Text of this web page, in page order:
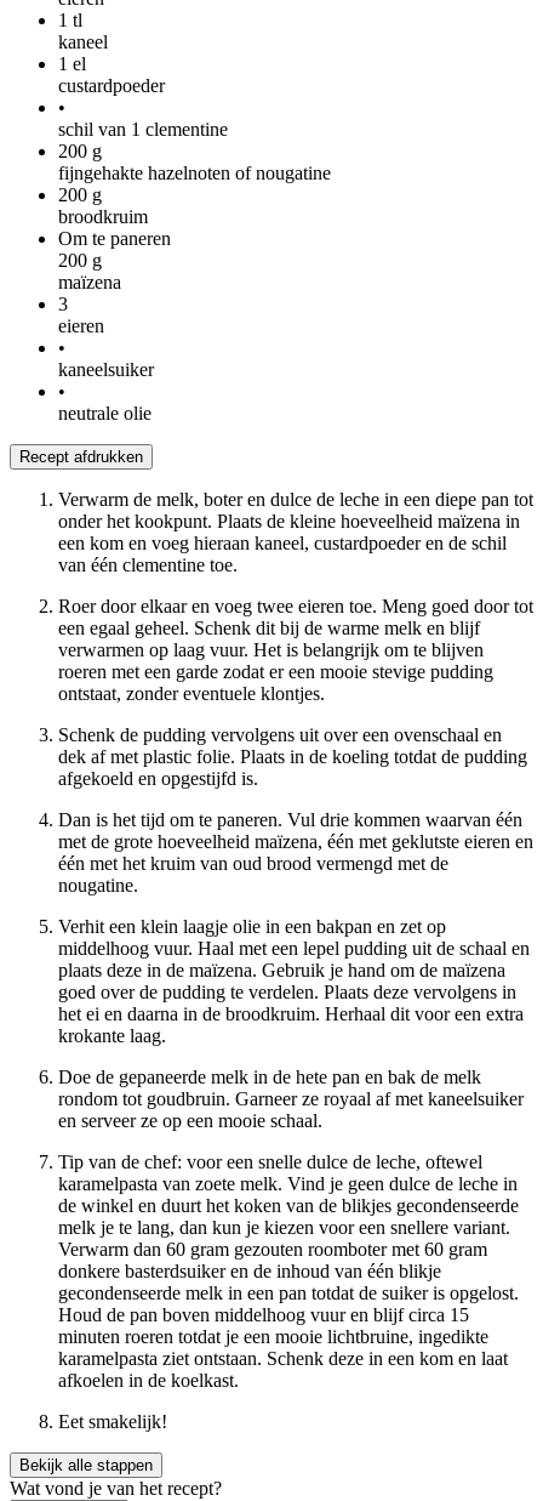
1 tl
kaneel
1 el
custardpoeder
•
schil van 1 clementine
200 g
fijngehakte hazelnoten of nougatine
200 g
broodkruim
Om te paneren
200 g
maïzena
3
eieren
•
kaneelsuiker
•
neutrale olie
Recept afdrukken
Verwarm de melk, boter en dulce de leche in een diepe pan tot
onder het kookpunt. Plaats de kleine hoeveelheid maïzena in
een kom en voeg hieraan kaneel, custardpoeder en de schil
van één clementine toe.
Roer door elkaar en voeg twee eieren toe. Meng goed door tot
een egaal geheel. Schenk dit bij de warme melk en blijf
verwarmen op laag vuur. Het is belangrijk om te blijven
roeren met een garde zodat er een mooie stevige pudding
ontstaat, zonder eventuele klontjes.
Schenk de pudding vervolgens uit over een ovenschaal en
dek af met plastic folie. Plaats in de koeling totdat de pudding
afgekoeld en opgestijfd is.
Dan is het tijd om te paneren. Vul drie kommen waarvan één
met de grote hoeveelheid maïzena, één met geklutste eieren en
één met het kruim van oud brood vermengd met de
nougatine.
Verhit een klein laagje olie in een bakpan en zet op
middelhoog vuur. Haal met een lepel pudding uit de schaal en
plaats deze in de maïzena. Gebruik je hand om de maïzena
goed over de pudding te verdelen. Plaats deze vervolgens in
het ei en daarna in de broodkruim. Herhaal dit voor een extra
krokante laag.
Doe de gepaneerde melk in de hete pan en bak de melk
rondom tot goudbruin. Garneer ze royaal af met kaneelsuiker
en serveer ze op een mooie schaal.
Tip van de chef: voor een snelle dulce de leche, oftewel
karamelpasta van zoete melk. Vind je geen dulce de leche in
de winkel en duurt het koken van de blikjes gecondenseerde
melk je te lang, dan kun je kiezen voor een snellere variant.
Verwarm dan 60 gram gezouten roomboter met 60 gram
donkere basterdsuiker en de inhoud van één blikje
gecondenseerde melk in een pan totdat de suiker is opgelost.
Houd de pan boven middelhoog vuur en blijf circa 15
minuten roeren totdat je een mooie lichtbruine, ingedikte
karamelpasta ziet ontstaan. Schenk deze in een kom en laat
afkoelen in de koelkast.
Eet smakelijk!
Bekijk alle stappen
Wat vond je van het recept?